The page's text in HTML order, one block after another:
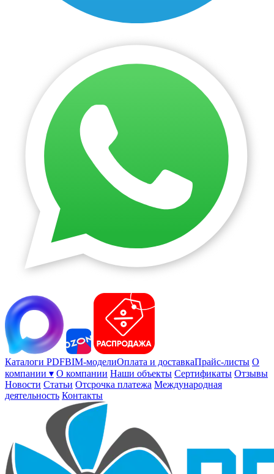
Каталоги PDFBIM-моделиОплата и доставкаПрайс-листы О
компании ▾ О компании Наши объекты Сертификаты Отзывы
Новости Статьи Отсрочка платежа Международная
деятельность Контакты